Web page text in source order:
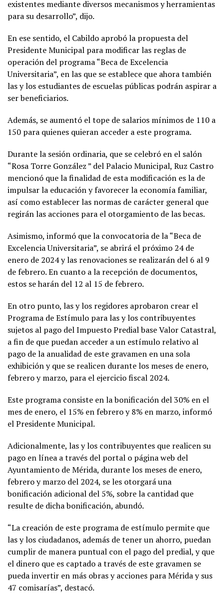
existentes mediante diversos mecanismos y herramientas
para su desarrollo”, dijo.
En ese sentido, el Cabildo aprobó la propuesta del
Presidente Municipal para modificar las reglas de
operación del programa “Beca de Excelencia
Universitaria”, en las que se establece que ahora también
las y los estudiantes de escuelas públicas podrán aspirar a
ser beneficiarios.
Además, se aumentó el tope de salarios mínimos de 110 a
150 para quienes quieran acceder a este programa.
Durante la sesión ordinaria, que se celebró en el salón
“Rosa Torre González ” del Palacio Municipal, Ruz Castro
mencionó que la finalidad de esta modificación es la de
impulsar la educación y favorecer la economía familiar,
así como establecer las normas de carácter general que
regirán las acciones para el otorgamiento de las becas.
Asimismo, informó que la convocatoria de la “Beca de
Excelencia Universitaria”, se abrirá el próximo 24 de
enero de 2024 y las renovaciones se realizarán del 6 al 9
de febrero. En cuanto a la recepción de documentos,
estos se harán del 12 al 15 de febrero.
En otro punto, las y los regidores aprobaron crear el
Programa de Estímulo para las y los contribuyentes
sujetos al pago del Impuesto Predial base Valor Catastral,
a fin de que puedan acceder a un estímulo relativo al
pago de la anualidad de este gravamen en una sola
exhibición y que se realicen durante los meses de enero,
febrero y marzo, para el ejercicio fiscal 2024.
Este programa consiste en la bonificación del 30% en el
mes de enero, el 15% en febrero y 8% en marzo, informó
el Presidente Municipal.
Adicionalmente, las y los contribuyentes que realicen su
pago en línea a través del portal o página web del
Ayuntamiento de Mérida, durante los meses de enero,
febrero y marzo del 2024, se les otorgará una
bonificación adicional del 5%, sobre la cantidad que
resulte de dicha bonificación, abundó.
“La creación de este programa de estímulo permite que
las y los ciudadanos, además de tener un ahorro, puedan
cumplir de manera puntual con el pago del predial, y que
el dinero que es captado a través de este gravamen se
pueda invertir en más obras y acciones para Mérida y sus
47 comisarías”, destacó.